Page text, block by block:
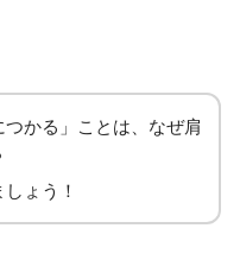
かる」ことは、なぜ肩
ょう！